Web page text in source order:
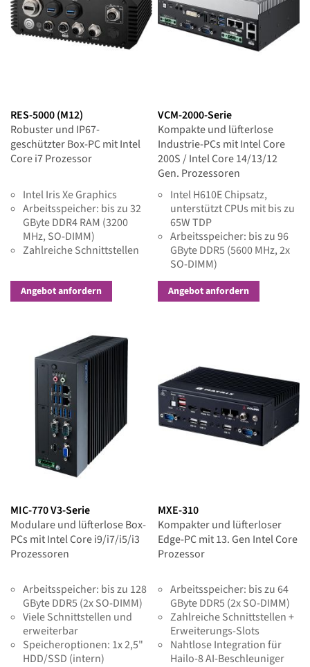
RES-5000 (M12)
Robuster und IP67-
geschützter Box-PC mit Intel
Core i7 Prozessor
Intel Iris Xe Graphics
Arbeitsspeicher: bis zu 32
GByte DDR4 RAM (3200
MHz, SO-DIMM)
Zahlreiche Schnittstellen
Angebot anfordern
VCM-2000-Serie
Kompakte und lüfterlose
Industrie-PCs mit Intel Core
200S / Intel Core 14/13/12
Gen. Prozessoren
Intel H610E Chipsatz,
unterstützt CPUs mit bis zu
65W TDP
Arbeitsspeicher: bis zu 96
GByte DDR5 (5600 MHz, 2x
SO-DIMM)
Zahlreiche Schnittstellen &
Erweiterungen
Angebot anfordern
MIC-770 V3-Serie
Modulare und lüfterlose Box-
PCs mit Intel Core i9/i7/i5/i3
Prozessoren
Arbeitsspeicher: bis zu 128
GByte DDR5 (2x SO-DIMM)
Viele Schnittstellen und
erweiterbar
Speicheroptionen: 1x 2,5"
HDD/SSD (intern)
MXE-310
Kompakter und lüfterloser
Edge-PC mit 13. Gen Intel Core
Prozessor
Arbeitsspeicher: bis zu 64
GByte DDR5 (2x SO-DIMM)
Zahlreiche Schnittstellen +
Erweiterungs-Slots
Nahtlose Integration für
Hailo-8 AI-Beschleuniger